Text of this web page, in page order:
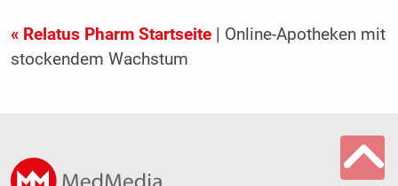
« Relatus Pharm Startseite| Online-Apotheken mit
stockendem Wachstum